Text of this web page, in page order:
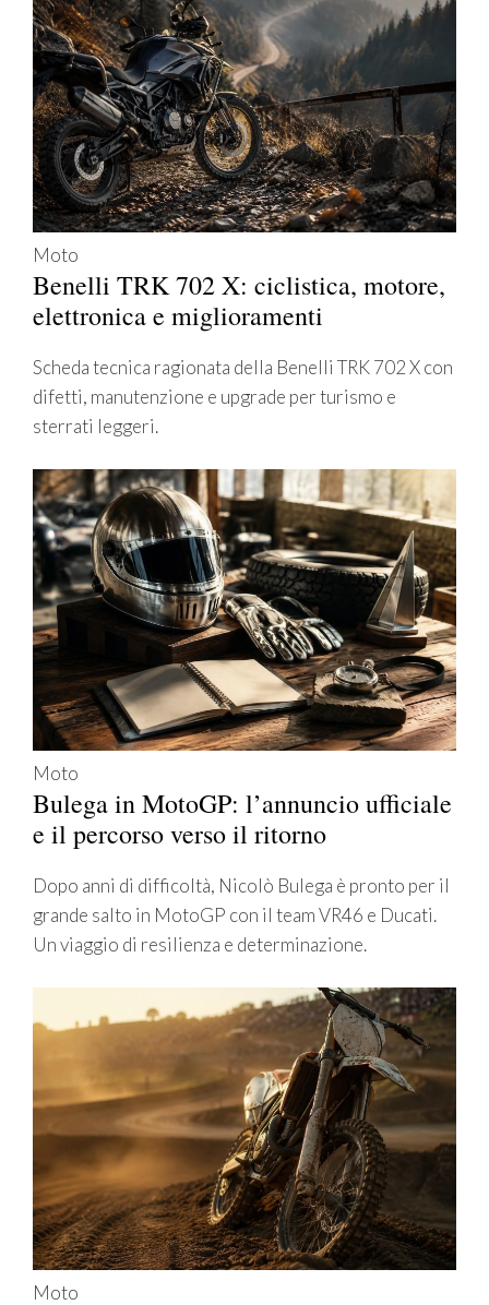
Moto
Benelli TRK 702 X: ciclistica, motore,
elettronica e miglioramenti
Scheda tecnica ragionata della Benelli TRK 702 X con
difetti, manutenzione e upgrade per turismo e
sterrati leggeri.
Moto
Bulega in MotoGP: l’annuncio ufficiale
e il percorso verso il ritorno
Dopo anni di difficoltà, Nicolò Bulega è pronto per il
grande salto in MotoGP con il team VR46 e Ducati.
Un viaggio di resilienza e determinazione.
Moto